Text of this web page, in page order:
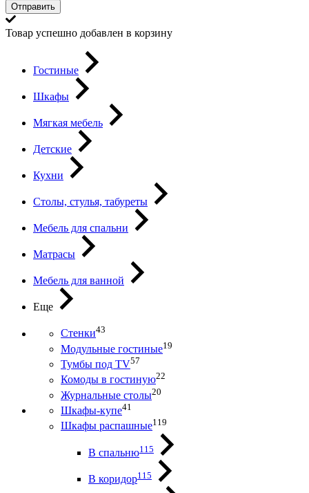
Отправить
Товар успешно добавлен в корзину
Гостиные
Шкафы
Мягкая мебель
Детские
Кухни
Столы, стулья, табуреты
Мебель для спальни
Матрасы
Мебель для ванной
Еще
Стенки43
Модульные гостиные19
Тумбы под ТV57
Комоды в гостиную22
Журнальные столы20
Шкафы-купе41
Шкафы распашные119
В спальню115
В коридор115